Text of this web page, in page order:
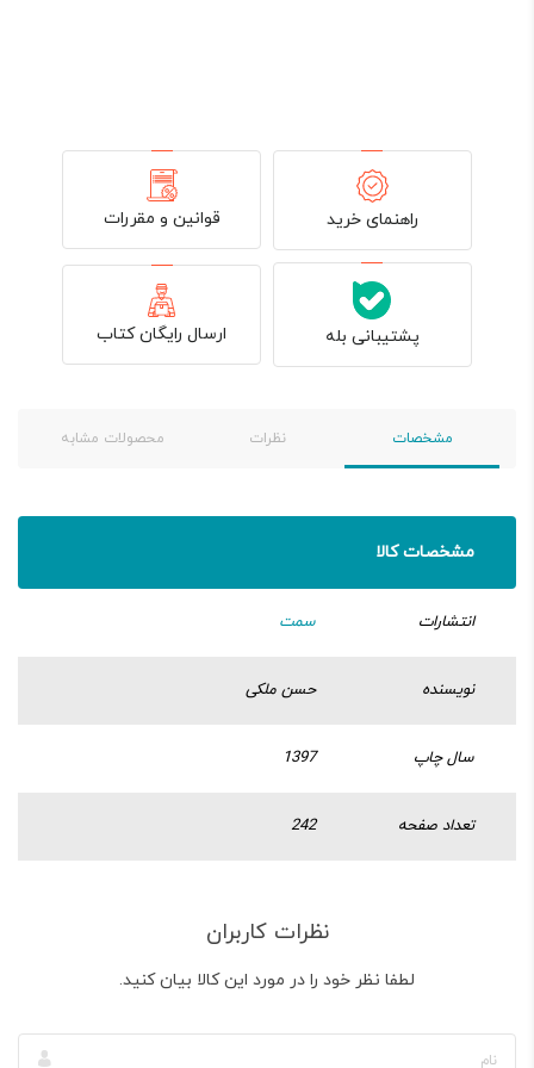
راهنمای خرید قوانین و مقررات
پشتیبانی بله ارسال رایگان کتاب
مشخصات نظرات محصولات مشابه
مشخصات کالا
انتشارات سمت
نویسنده حسن ملکی
سال چاپ 1397
تعداد صفحه 242
نظرات کاربران
لطفا نظر خود را در مورد این کالا بیان کنید.